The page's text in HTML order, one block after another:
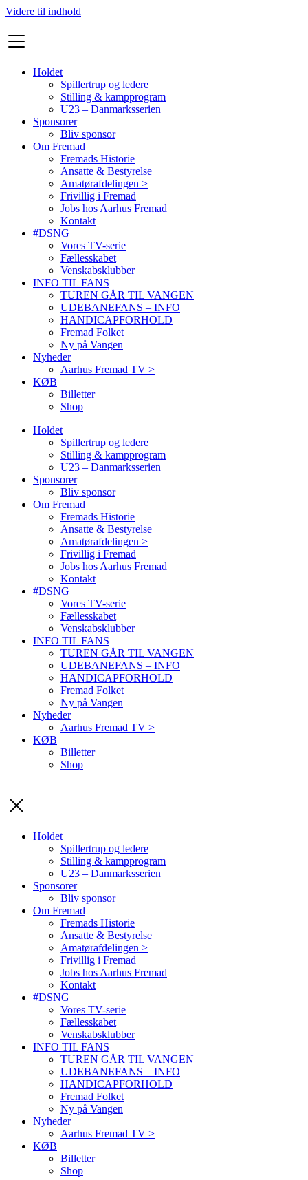
Videre til indhold
Holdet
Spillertrup og ledere
Stilling & kampprogram
U23 – Danmarksserien
Sponsorer
Bliv sponsor
Om Fremad
Fremads Historie
Ansatte & Bestyrelse
Amatørafdelingen >
Frivillig i Fremad
Jobs hos Aarhus Fremad
Kontakt
#DSNG
Vores TV-serie
Fællesskabet
Venskabsklubber
INFO TIL FANS
TUREN GÅR TIL VANGEN
UDEBANEFANS – INFO
HANDICAPFORHOLD
Fremad Folket
Ny på Vangen
Nyheder
Aarhus Fremad TV >
KØB
Billetter
Shop
Holdet
Spillertrup og ledere
Stilling & kampprogram
U23 – Danmarksserien
Sponsorer
Bliv sponsor
Om Fremad
Fremads Historie
Ansatte & Bestyrelse
Amatørafdelingen >
Frivillig i Fremad
Jobs hos Aarhus Fremad
Kontakt
#DSNG
Vores TV-serie
Fællesskabet
Venskabsklubber
INFO TIL FANS
TUREN GÅR TIL VANGEN
UDEBANEFANS – INFO
HANDICAPFORHOLD
Fremad Folket
Ny på Vangen
Nyheder
Aarhus Fremad TV >
KØB
Billetter
Shop
Holdet
Spillertrup og ledere
Stilling & kampprogram
U23 – Danmarksserien
Sponsorer
Bliv sponsor
Om Fremad
Fremads Historie
Ansatte & Bestyrelse
Amatørafdelingen >
Frivillig i Fremad
Jobs hos Aarhus Fremad
Kontakt
#DSNG
Vores TV-serie
Fællesskabet
Venskabsklubber
INFO TIL FANS
TUREN GÅR TIL VANGEN
UDEBANEFANS – INFO
HANDICAPFORHOLD
Fremad Folket
Ny på Vangen
Nyheder
Aarhus Fremad TV >
KØB
Billetter
Shop